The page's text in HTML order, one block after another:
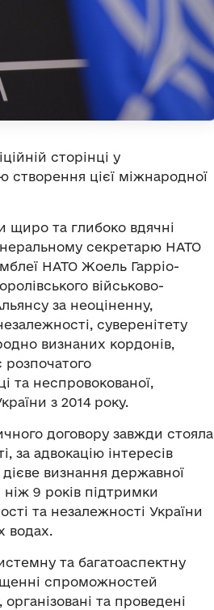
сторінці у
створення цієї міжнародної
щиро та глибоко вдячні
секретарю НАТО
НАТО Жоель Гарріо-
військово-
за неоціненну,
суверенітету
визнаних кордонів,
розпочатого
та неспровокованої,
з 2014 року.
договору завжди стояла
за адвокацію інтересів
дієве визнання державної
9 років підтримки
та незалежності України
водах.
та багатоаспектну
спроможностей
та проведені